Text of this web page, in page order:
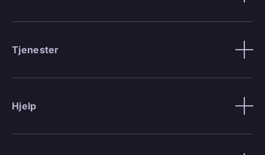
Tjenester
Hjelp